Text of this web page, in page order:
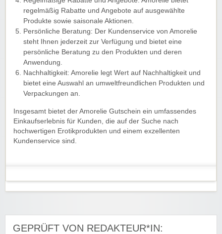
regelmäßig Rabatte und Angebote auf ausgewählte
Produkte sowie saisonale Aktionen.
Persönliche Beratung: Der Kundenservice von Amorelie
steht Ihnen jederzeit zur Verfügung und bietet eine
persönliche Beratung zu den Produkten und deren
Anwendung.
Nachhaltigkeit: Amorelie legt Wert auf Nachhaltigkeit und
bietet eine Auswahl an umweltfreundlichen Produkten und
Verpackungen an.
Insgesamt bietet der Amorelie Gutschein ein umfassendes
Einkaufserlebnis für Kunden, die auf der Suche nach
hochwertigen Erotikprodukten und einem exzellenten
Kundenservice sind.
GEPRÜFT VON REDAKTEUR*IN: